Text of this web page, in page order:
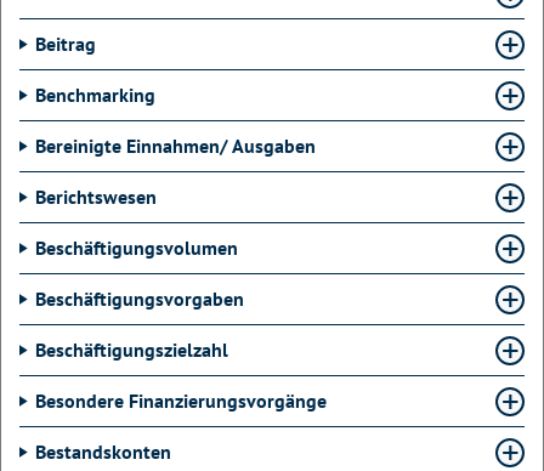
Beitrag
Benchmarking
Bereinigte Einnahmen/ Ausgaben
Berichtswesen
Beschäftigungsvolumen
Beschäftigungsvorgaben
Beschäftigungszielzahl
Besondere Finanzierungsvorgänge
Bestandskonten